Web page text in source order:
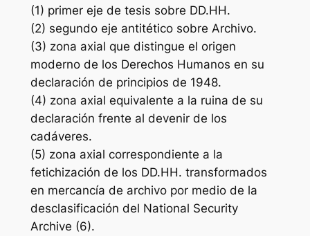
(1) primer eje de tesis sobre DD.HH.
(2) segundo eje antitético sobre Archivo.
(3) zona axial que distingue el origen
moderno de los Derechos Humanos en su
declaración de principios de 1948.
(4) zona axial equivalente a la ruina de su
declaración frente al devenir de los
cadáveres.
(5) zona axial correspondiente a la
fetichización de los DD.HH. transformados
en mercancía de archivo por medio de la
desclasificación del National Security
Archive (6).